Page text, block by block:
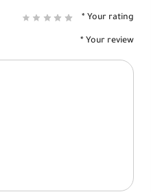
Your rating
*
Your review
*